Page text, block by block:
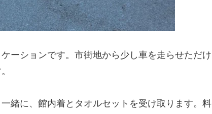
ーションです。市街地から少し車を走らせただけ
緒に、館内着とタオルセットを受け取ります。料